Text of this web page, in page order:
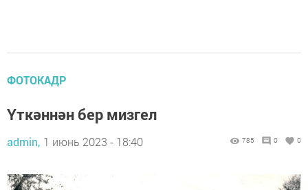
ФОТОКАДР
Үткәннән бер мизгел
admin, 1 июнь 2023 - 18:40 785 0 0